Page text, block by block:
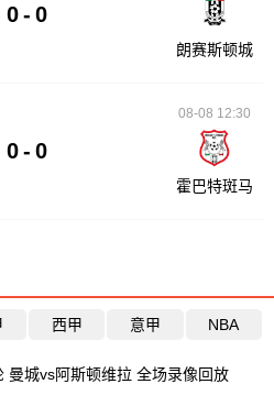
0 - 0
朗赛斯顿城
0 - 0
08-08 12:30
霍巴特斑马
西甲 意甲 NBA
曼城vs阿斯顿维拉 全场录像回放